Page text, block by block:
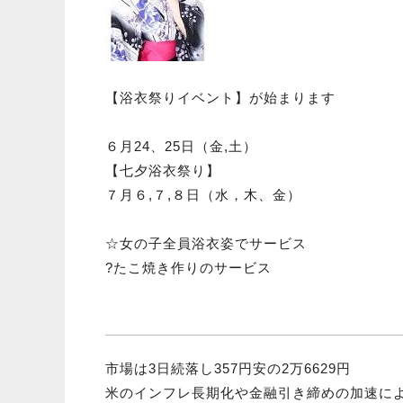
【浴衣祭りイベント】が始まります
６月24、25日（金,土）
【七夕浴衣祭り】
７月６,７,８日（水，木、金）
☆女の子全員浴衣姿でサービス
?たこ焼き作りのサービス
市場は3日続落し357円安の2万6629円
米のインフレ長期化や金融引き締めの加速に